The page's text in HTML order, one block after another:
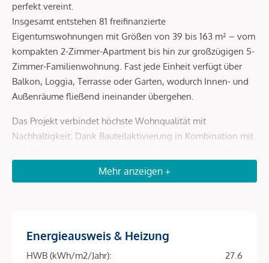
perfekt vereint.
Insgesamt entstehen 81 freifinanzierte
Eigentumswohnungen mit Größen von 39 bis 163 m² – vom
kompakten 2-Zimmer-Apartment bis hin zur großzügigen 5-
Zimmer-Familienwohnung. Fast jede Einheit verfügt über
Balkon, Loggia, Terrasse oder Garten, wodurch Innen- und
Außenräume fließend ineinander übergehen.
Das Projekt verbindet höchste Wohnqualität mit
Nachhaltigkeit: Dank Bauteilaktivierung in Kombination mit
geheizt und gekühlt. Eine Photovoltaikanlage am Dach
senkt die Betriebskosten und macht das Objekt zu einer
Projekt-Highlights
Top-Lage im 9. Bezirk – ruhige Wohnstraße mit
Mehr anzeigen +
Energieausweis & Heizung
HWB (kWh/m2/Jahr):
27.6